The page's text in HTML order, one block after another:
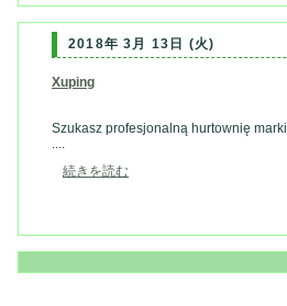
2018年 3月 13日 (火)
Xuping
Szukasz profesjonalną hurtownię marki
....
続きを読む